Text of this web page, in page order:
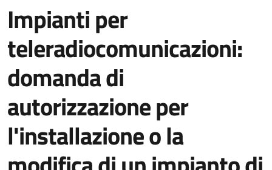
Impianti per
teleradiocomunicazioni:
domanda di
autorizzazione per
l'installazione o la